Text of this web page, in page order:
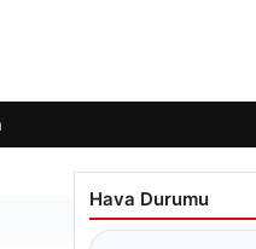
Hava Durumu